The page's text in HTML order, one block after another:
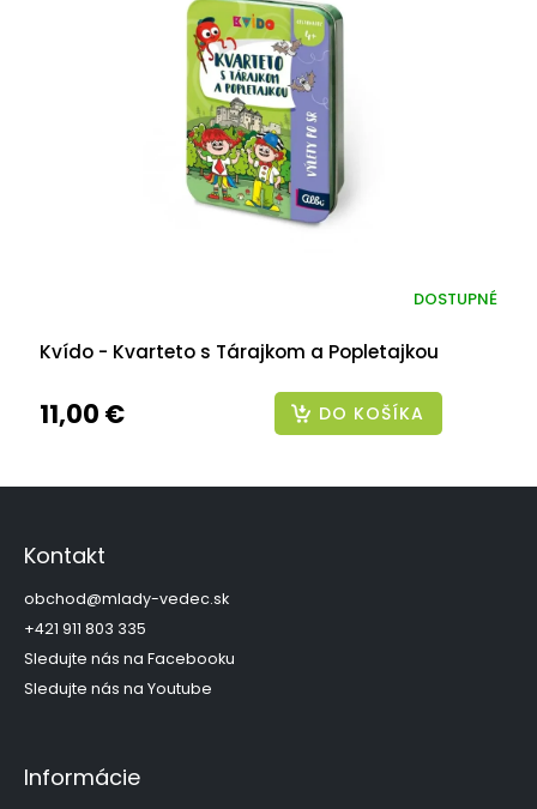
Kvído - Kvarteto s Tárajkom a Popletajkou
DOSTUPNÉ
11,00 € DO KOŠÍKA
Kontakt
obchod@mlady-vedec.sk
+421 911 803 335
Sledujte nás na Facebooku
Sledujte nás na Youtube
Informácie